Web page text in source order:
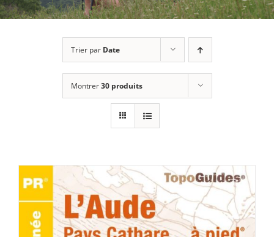
Trier par Date
Montrer30 produits